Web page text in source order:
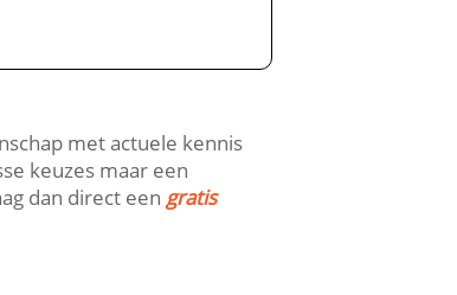
met actuele kennis
keuzes maar een
dan direct eengratis